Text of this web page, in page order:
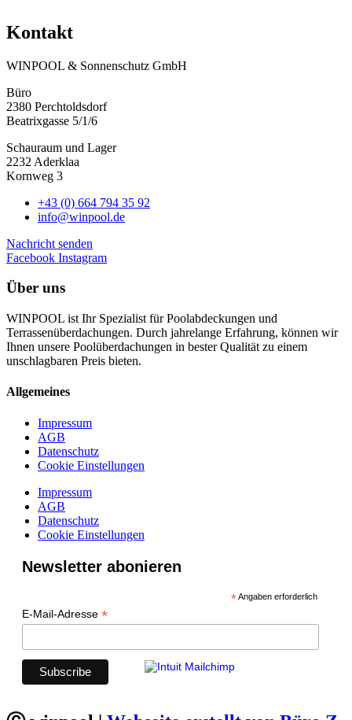
Kontakt
WINPOOL & Sonnenschutz GmbH
Büro
2380 Perchtoldsdorf
Beatrixgasse 5/1/6
Schauraum und Lager
2232 Aderklaa
Kornweg 3
+43 (0) 664 794 35 92
info@winpool.de
Nachricht senden
Facebook Instagram
Über uns
WINPOOL ist Ihr Spezialist für Poolabdeckungen und
Terrassenüberdachungen. Durch jahrelange Erfahrung, können wir
Ihnen unsere Poolüberdachungen in bester Qualität zu einem
unschlagbaren Preis bieten.
Allgemeines
Impressum
AGB
Datenschutz
Cookie Einstellungen
Impressum
AGB
Datenschutz
Cookie Einstellungen
Newsletter abonieren
*Angaben erforderlich
E-Mail-Adresse *